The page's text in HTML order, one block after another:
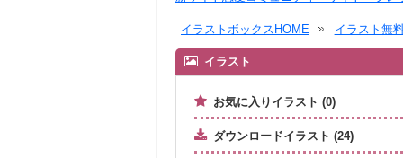
イラストボックスHOME イラスト無
イラスト
お気に入りイラスト (0)
ダウンロードイラスト (24)